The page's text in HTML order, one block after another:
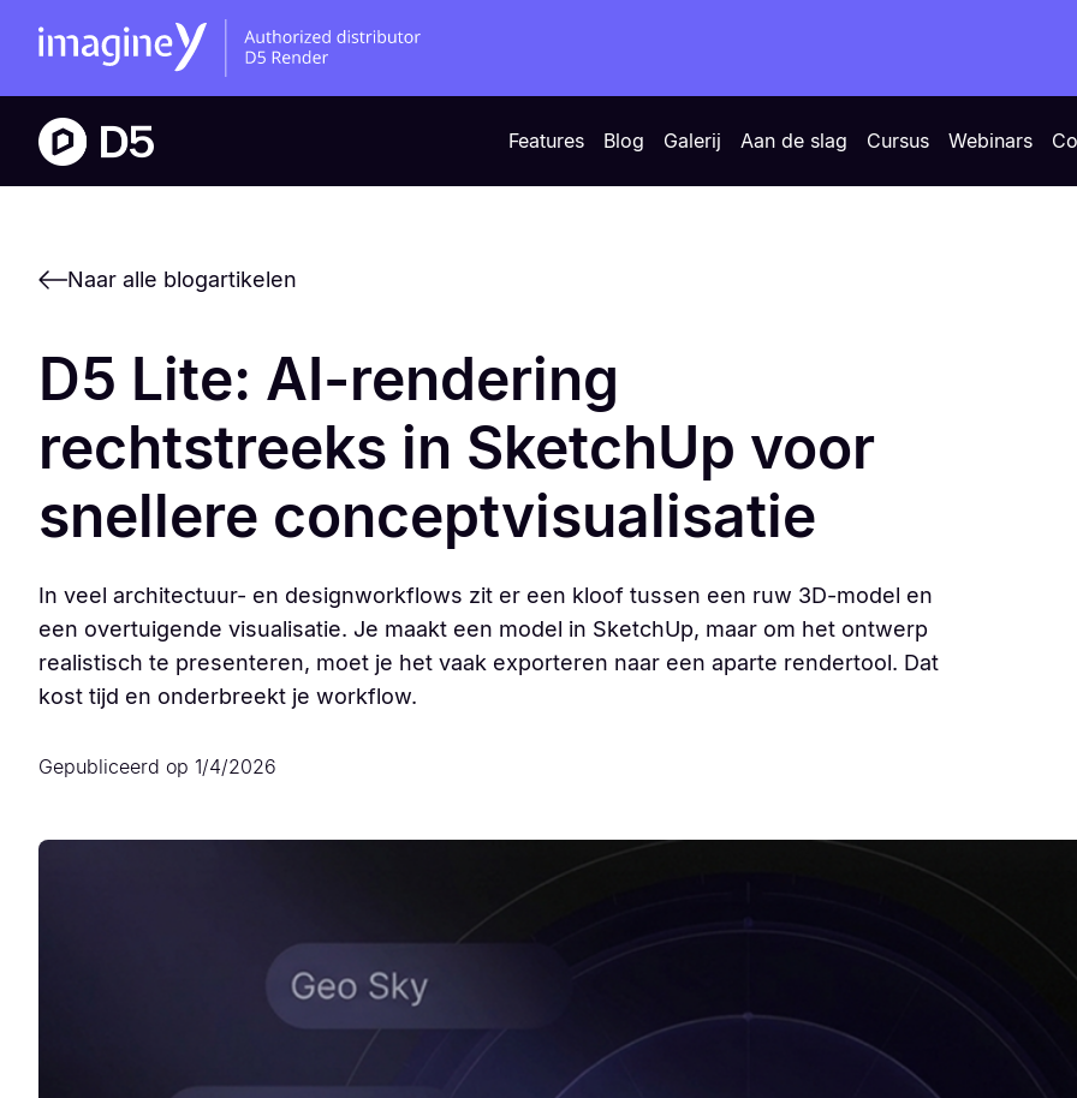
Features Blog Galerij Aan de slag Cursus Webinars
Naar alle blogartikelen
D5 Lite: AI-rendering
rechtstreeks in SketchUp voor
snellere conceptvisualisatie
In veel architectuur- en designworkflows zit er een kloof tussen een ruw 3D-model en
een overtuigende visualisatie. Je maakt een model in SketchUp, maar om het ontwerp
realistisch te presenteren, moet je het vaak exporteren naar een aparte rendertool. Dat
kost tijd en onderbreekt je workflow.
Gepubliceerd op 1/4/2026